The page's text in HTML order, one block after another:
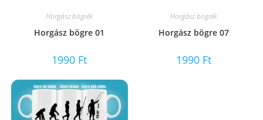
Horgász bögrék
Horgász bögre 01
1990 Ft
Horgász bögrék
Horgász bögre 07
1990 Ft